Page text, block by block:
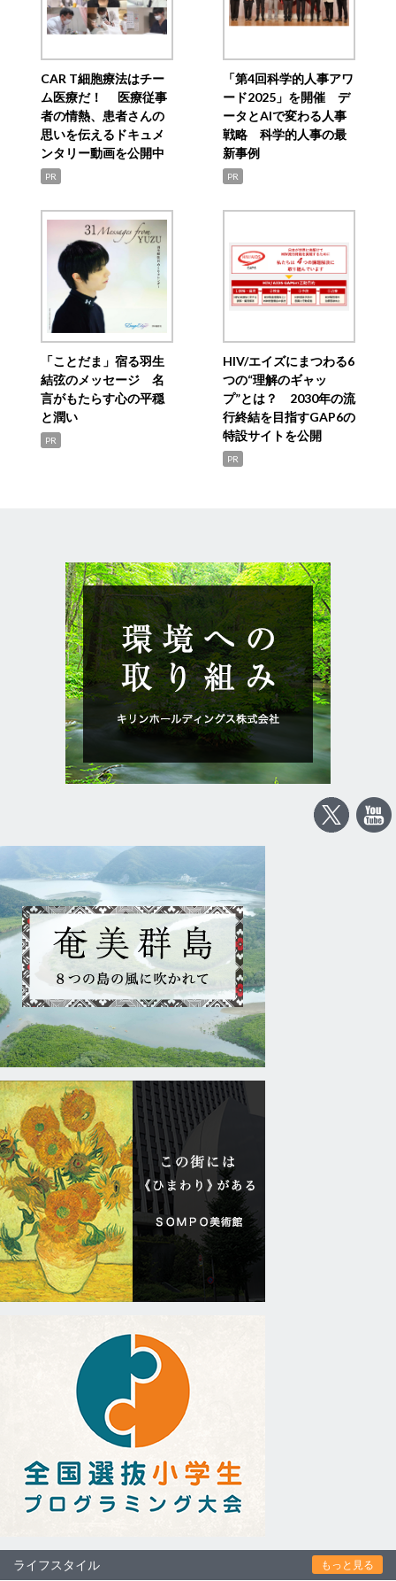
CAR T細胞療法はチー
ム医療だ！ 医療従事
者の情熱、患者さんの
思いを伝えるドキュメ
ンタリー動画を公開中
PR
「第4回科学的人事アワ
ード2025」を開催 デ
ータとAIで変わる人事
戦略 科学的人事の最
新事例
PR
「ことだま」宿る羽生
結弦のメッセージ 名
言がもたらす心の平穏
と潤い
PR
HIV/エイズにまつわる6
つの“理解のギャッ
プ”とは？ 2030年の流
行終結を目指すGAP6の
特設サイトを公開
PR
ライフスタイル もっと見る